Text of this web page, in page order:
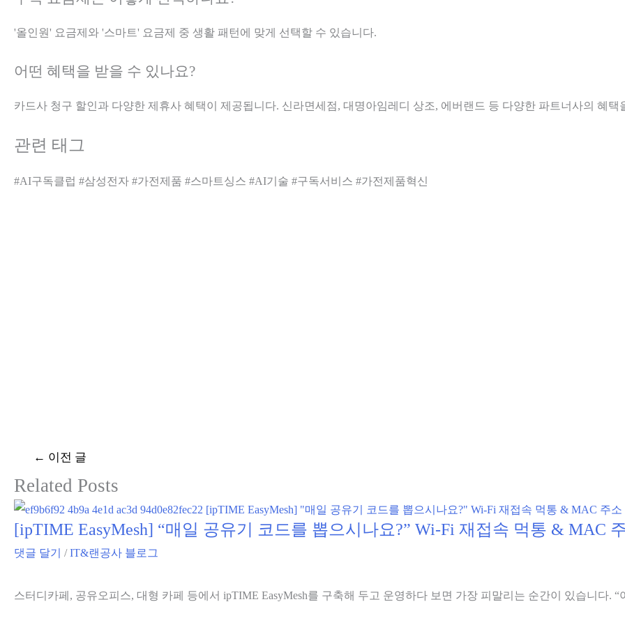
'올인원' 요금제와 '스마트' 요금제 중 생활 패턴에 맞게 선택할 수 있습니다.
어떤 혜택을 받을 수 있나요?
카드사 청구 할인과 다양한 제휴사 혜택이 제공됩니다. 신라면세점, 대명아임레디 상조, 에버랜드 등 다양한 파트너사의 혜택
관련 태그
#AI구독클럽 #삼성전자 #가전제품 #스마트싱스 #AI기술 #구독서비스 #가전제품혁신
색
← 이전 글
Related Posts
[ipTIME EasyMesh] “매일 공유기 코드를 뽑으시나요?” Wi-Fi 재접속 먹통 & MAC
댓글 달기 /IT&랜공사 블로그
스터디카페, 공유오피스, 대형 카페 등에서 ipTIME EasyMesh를 구축해 두고 운영하다 보면 가장 피말리는 순간이 있습니다.